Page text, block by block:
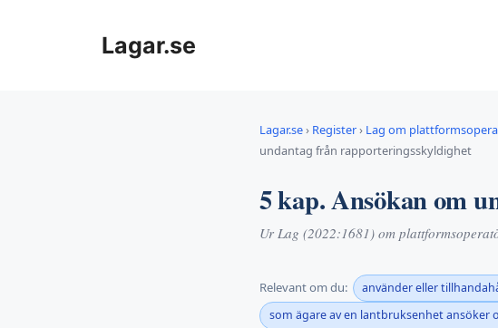
Lagar.se
Lagar.se› Register› Lag om
undantag från rapporteringsskyldighet
5 kap. Ansökan om
Ur Lag (2022:1681) om
Relevant om du:
använder eller
som ägare av en lantbruksenhet ansöker